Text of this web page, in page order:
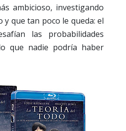
ambicioso, investigando
y que tan poco le queda: el
las probabilidades
que nadie podría haber